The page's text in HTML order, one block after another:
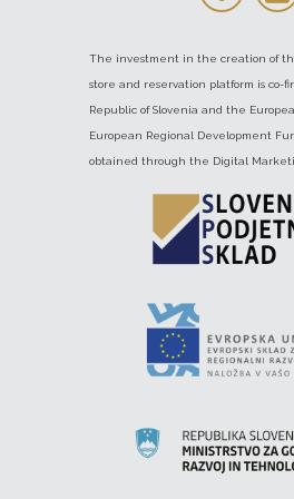
The investment in the creation of
store and reservation platform is co-
Republic of Slovenia and the
European Regional Development
obtained through the Digital